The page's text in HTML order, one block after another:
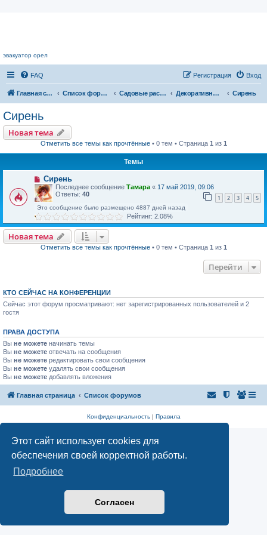
Этот сайт использует cookies для
обеспечения своей корректной работы.
Подробнее
Согласен
эвакуатор орел
FAQ Вход
Регистрация
Главная страница Список форумов Садовые растения Декоративные кустарники Сирень
Сирень
Новая тема
Отметить все темы как прочтённые• 0 тем • Страница 1 из 1
Темы
Сирень
Последнее сообщение Тамара « 17 май 2019, 09:06
Ответы: 40 1 2 3 4 5
Это сообщение было размещено 4887 дней назад
Рейтинг: 2.08%
Новая тема
Отметить все темы как прочтённые• 0 тем • Страница 1 из 1
Перейти
КТО СЕЙЧАС НА КОНФЕРЕНЦИИ
Сейчас этот форум просматривают: нет зарегистрированных пользователей и 2
гостя
ПРАВА ДОСТУПА
Вы не можете начинать темы
Вы не можете отвечать на сообщения
Вы не можете редактировать свои сообщения
Вы не можете удалять свои сообщения
Вы не можете добавлять вложения
Главная страница Список форумов
Конфиденциальность| Правила